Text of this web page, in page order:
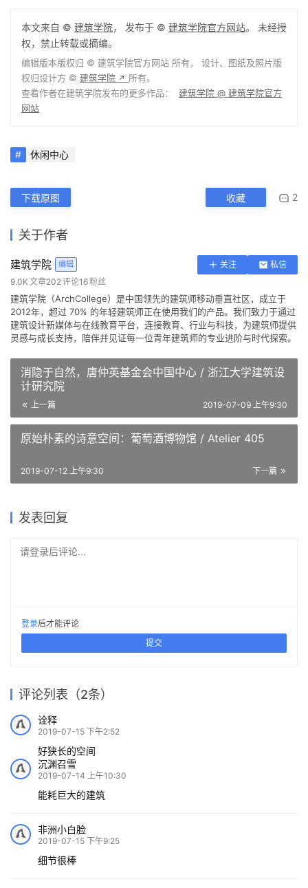
本文来自 © 建筑学院， 发布于 © 建筑学院官方网站。 未经授
权，禁止转载或摘编。
编辑版本版权归 © 建筑学院官方网站 所有， 设计、图纸及照片版
权归设计方 © 建筑学院 ↗ 所有。
查看作者在建筑学院发布的更多作品： 建筑学院 @ 建筑学院官方
网站
休闲中心
下载原图 收藏 2
关于作者
建筑学院 编辑 关注
私信
9.0K 文章202评论16粉丝
建筑学院（ArchCollege）是中国领先的建筑师移动垂直社区，成立于
2012年，超过 70% 的年轻建筑师正在使用我们的产品。我们致力于通过
建筑设计新媒体与在线教育平台，连接教育、行业与科技，为建筑师提供
灵感与成长支持，陪伴并见证每一位青年建筑师的专业进阶与时代探索。
消隐于自然，唐仲英基金会中国中心 / 浙江大学建筑设
计研究院
上一篇 2019-07-09 上午9:30
原始朴素的诗意空间：葡萄酒博物馆 / Atelier 405
下一篇
2019-07-12 上午9:30
发表回复
请登录后评论...
登录后才能评论
提交
评论列表（2条）
诠释
2019-07-15 下午2:52
好狭长的空间
沉渊召雪
2019-07-14 上午10:30
能耗巨大的建筑
非洲小白脸
2019-07-15 下午9:25
细节很棒